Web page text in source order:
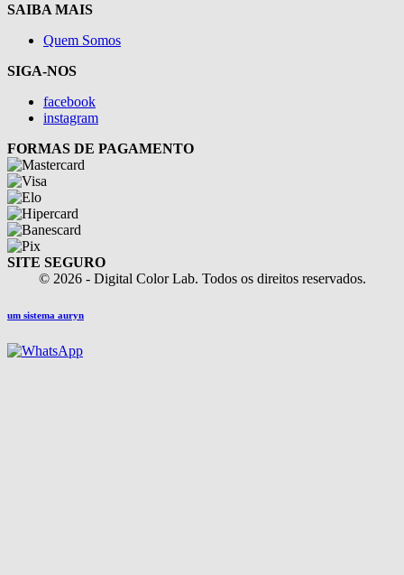
SAIBA MAIS
Quem Somos
SIGA-NOS
facebook
instagram
FORMAS DE PAGAMENTO
SITE SEGURO
© 2026 - Digital Color Lab. Todos os direitos reservados.
um sistema auryn